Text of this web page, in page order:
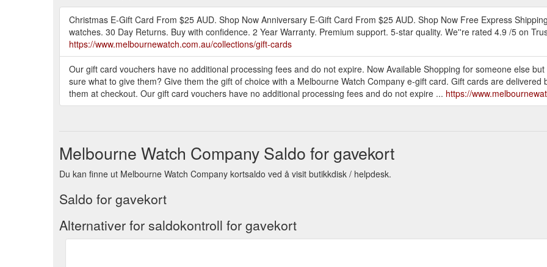
Christmas E-Gift Card From $25 AUD. Shop Now Anniversary E-Gift Card From $25 AUD. Shop Now Free Express
watches. 30 Day Returns. Buy with confidence. 2 Year Warranty. Premium support. 5-star quality. We''re rated 4.9 /5 on
https://www.melbournewatch.com.au/collections/gift-cards
Our gift card vouchers have no additional processing fees and do not expire. Now Available Shopping for someone else but
sure what to give them? Give them the gift of choice with a Melbourne Watch Company e-gift card. Gift cards are
them at checkout. Our gift card vouchers have no additional processing fees and do not expire ... https://
Melbourne Watch Company Saldo for gavekort
Du kan finne ut Melbourne Watch Company kortsaldo ved å visit butikkdisk / helpdesk.
Saldo for gavekort
Alternativer for saldokontroll for gavekort